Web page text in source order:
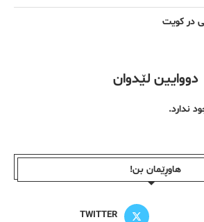
در کویت
دووایین لێدوان
ندارد.
هاوڕێمان بن!
TWITTER